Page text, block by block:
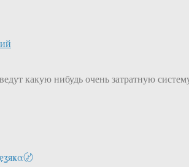
какую нибудь очень затратную
〄